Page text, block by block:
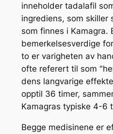
inneholder tadalafil
ingrediens, som skiller
som finnes i Kamagra.
bemerkelsesverdige
to er varigheten av
ofte referert til som
dens langvarige
opptil 36 timer,
Kamagras typiske 4-6
Begge medisinene er